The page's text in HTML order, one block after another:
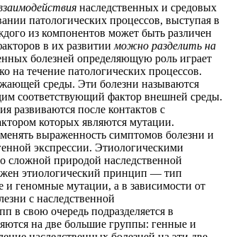
наследственных и средовых
патологических процессов, выступая в
из компонентов может быть различен
в их развитии можно разделить на
болезней определяющую роль играет
на течение патологических процессов.
среды. Эти болезни называются
соответствующий фактор внешней среды.
развиваются после контактов с
которых являются мутации.
выраженность симптомов болезни и
экспрессии. Этиологическими
сложной природой наследственной
этиологический принцип — тип
и геномные мутации, а в зависимости от
с наследственной
в свою очередь подразделяется в
на две большие группы: генные и